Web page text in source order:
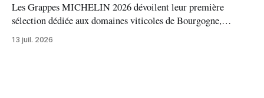
Les Grappes MICHELIN 2026 dévoilent leur première
sélection dédiée aux domaines viticoles de Bourgogne,
distinguant 94 propriétés pour l’excellence de leurs vins. Au
palmarès : 9 domaines reçoivent trois grappes, 20 deux
13 juil. 2026